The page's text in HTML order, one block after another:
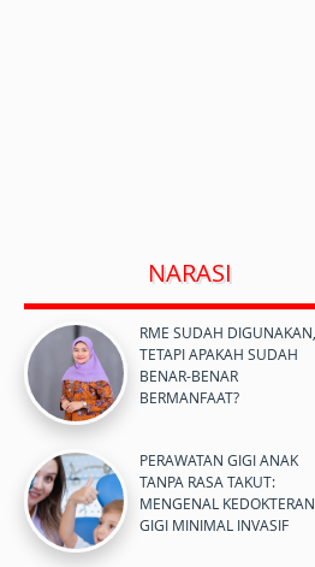
NARASI
RME SUDAH DIGUNAKAN,
TETAPI APAKAH SUDAH
BENAR-BENAR
BERMANFAAT?
PERAWATAN GIGI ANAK
TANPA RASA TAKUT:
MENGENAL KEDOKTERAN
GIGI MINIMAL INVASIF